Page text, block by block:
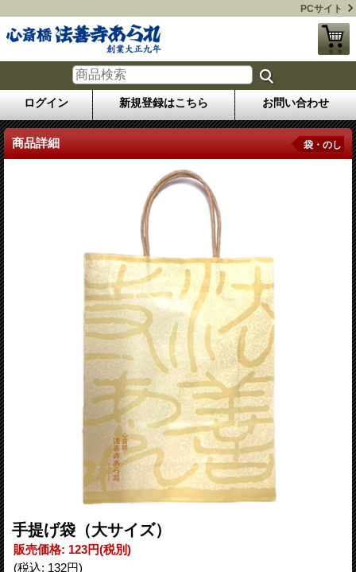
PCサイト
ログイン 新規登録はこちら お問い合わせ
商品詳細 袋・のし
手提げ袋（大サイズ）
販売価格: 123円(税別)
(税込: 132円)